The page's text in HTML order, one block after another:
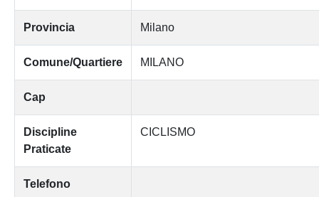
Provincia Milano
Comune/Quartiere MILANO
Cap
Discipline
Praticate
CICLISMO
Telefono